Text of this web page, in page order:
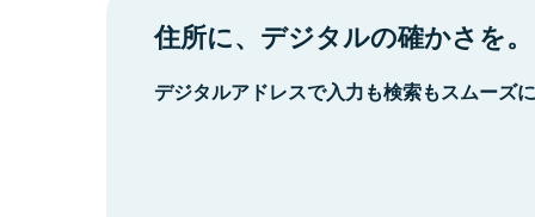
住所に、デジタルの確かさを。
デジタルアドレスで入力も検索もスムーズ